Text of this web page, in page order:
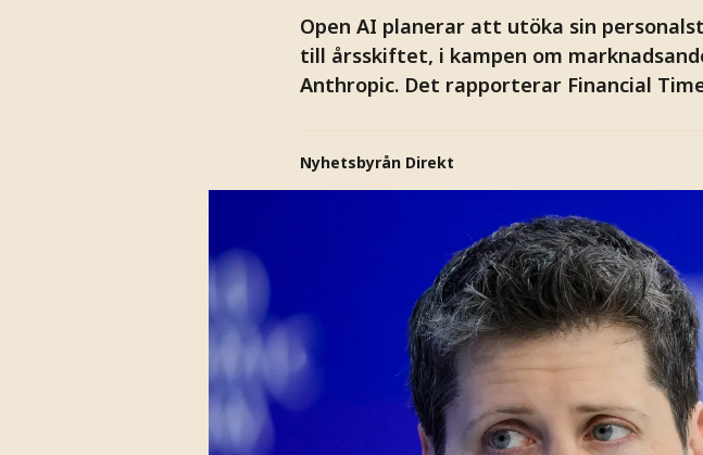
Open AI planerar att utöka sin
till årsskiftet, i kampen om
Anthropic. Det rapporterar Financial
Nyhetsbyrån Direkt